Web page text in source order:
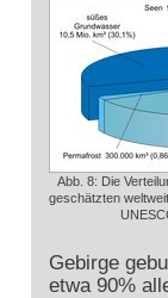
Abb. 8: Die
geschätzten
Gebirge
etwa 90%